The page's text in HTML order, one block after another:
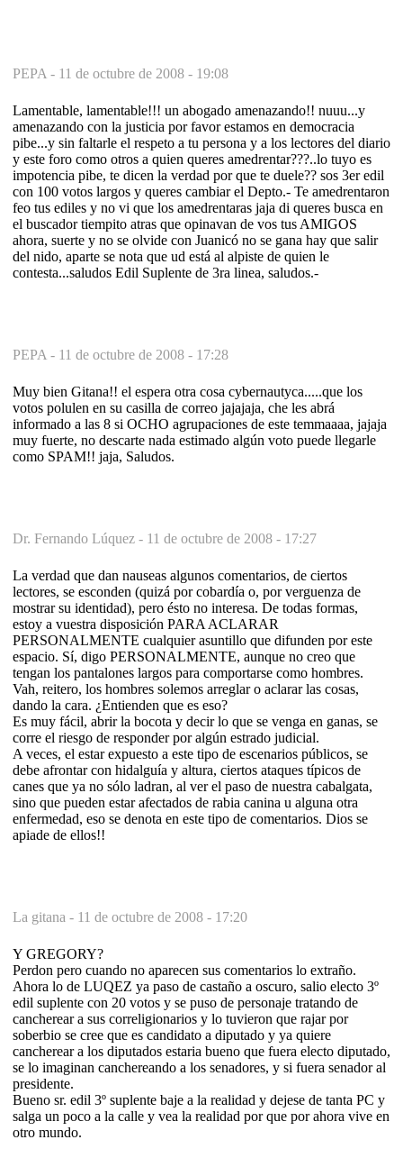
PEPA - 11 de octubre de 2008 - 19:08
Lamentable, lamentable!!! un abogado amenazando!! nuuu...y
amenazando con la justicia por favor estamos en democracia
pibe...y sin faltarle el respeto a tu persona y a los lectores del diario
y este foro como otros a quien queres amedrentar???..lo tuyo es
impotencia pibe, te dicen la verdad por que te duele?? sos 3er edil
con 100 votos largos y queres cambiar el Depto.- Te amedrentaron
feo tus ediles y no vi que los amedrentaras jaja di queres busca en
el buscador tiempito atras que opinavan de vos tus AMIGOS
ahora, suerte y no se olvide con Juanicó no se gana hay que salir
del nido, aparte se nota que ud está al alpiste de quien le
contesta...saludos Edil Suplente de 3ra linea, saludos.-
PEPA - 11 de octubre de 2008 - 17:28
Muy bien Gitana!! el espera otra cosa cybernautyca.....que los
votos polulen en su casilla de correo jajajaja, che les abrá
informado a las 8 si OCHO agrupaciones de este temmaaaa, jajaja
muy fuerte, no descarte nada estimado algún voto puede llegarle
como SPAM!! jaja, Saludos.
Dr. Fernando Lúquez - 11 de octubre de 2008 - 17:27
La verdad que dan nauseas algunos comentarios, de ciertos
lectores, se esconden (quizá por cobardía o, por verguenza de
mostrar su identidad), pero ésto no interesa. De todas formas,
estoy a vuestra disposición PARA ACLARAR
PERSONALMENTE cualquier asuntillo que difunden por este
espacio. Sí, digo PERSONALMENTE, aunque no creo que
tengan los pantalones largos para comportarse como hombres.
Vah, reitero, los hombres solemos arreglar o aclarar las cosas,
dando la cara. ¿Entienden que es eso?
Es muy fácil, abrir la bocota y decir lo que se venga en ganas, se
corre el riesgo de responder por algún estrado judicial.
A veces, el estar expuesto a este tipo de escenarios públicos, se
debe afrontar con hidalguía y altura, ciertos ataques típicos de
canes que ya no sólo ladran, al ver el paso de nuestra cabalgata,
sino que pueden estar afectados de rabia canina u alguna otra
enfermedad, eso se denota en este tipo de comentarios. Dios se
apiade de ellos!!
La gitana - 11 de octubre de 2008 - 17:20
Y GREGORY?
Perdon pero cuando no aparecen sus comentarios lo extraño.
Ahora lo de LUQEZ ya paso de castaño a oscuro, salio electo 3º
edil suplente con 20 votos y se puso de personaje tratando de
cancherear a sus correligionarios y lo tuvieron que rajar por
soberbio se cree que es candidato a diputado y ya quiere
cancherear a los diputados estaria bueno que fuera electo diputado,
se lo imaginan canchereando a los senadores, y si fuera senador al
presidente.
Bueno sr. edil 3º suplente baje a la realidad y dejese de tanta PC y
salga un poco a la calle y vea la realidad por que por ahora vive en
otro mundo.